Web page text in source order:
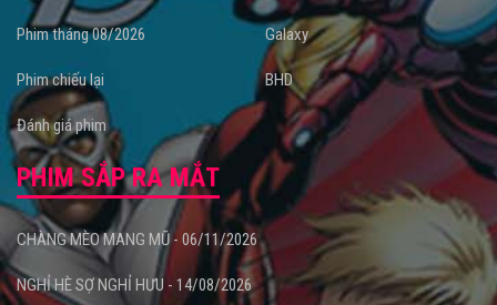
Phim tháng 08/2026
Phim chiếu lại
Đánh giá phim
Galaxy
BHD
PHIM SẮP RA MẮT
CHÀNG MÈO MANG MŨ - 06/11/2026
NGHỈ HÈ SỢ NGHỈ HƯU - 14/08/2026